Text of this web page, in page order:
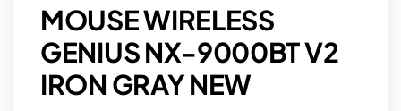
MOUSE WIRELESS
GENIUS NX-9000BT V2
IRON GRAY NEW